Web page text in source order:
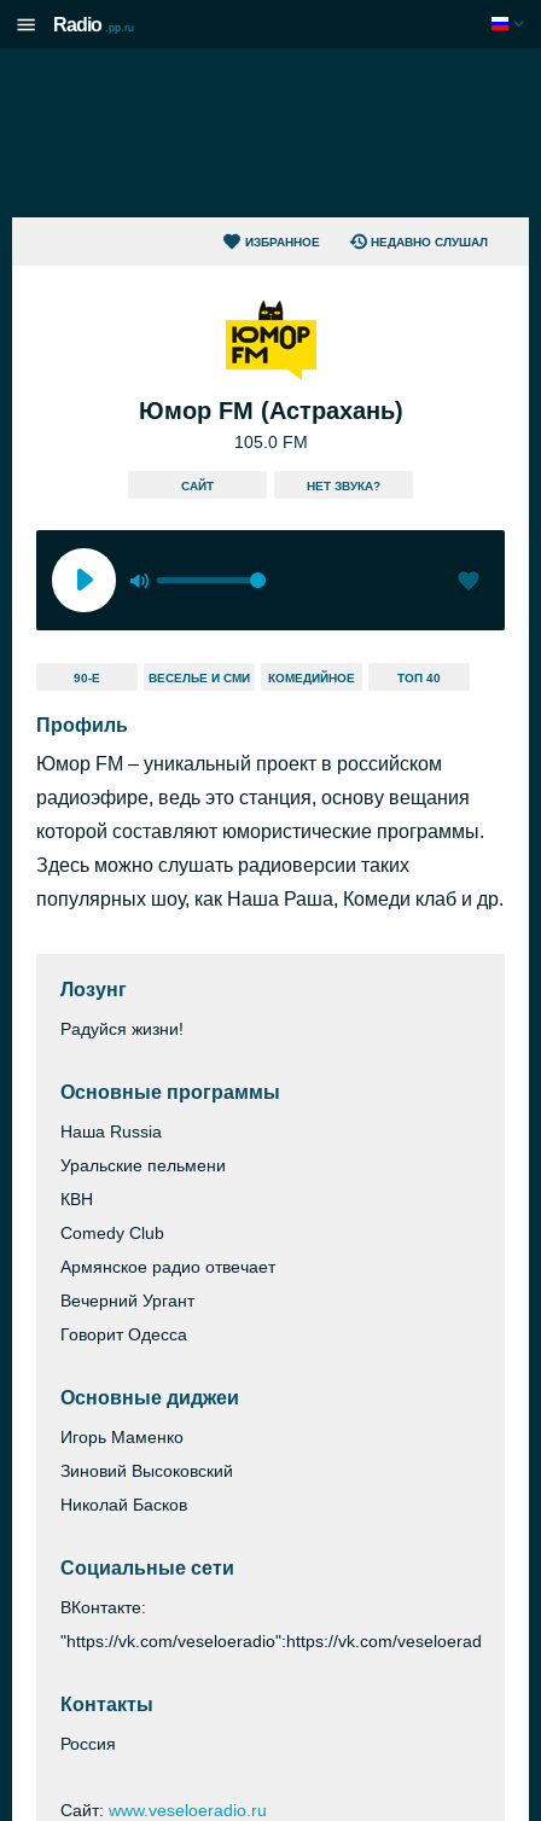
Radio .pp.ru
ИЗБРАННОЕ НЕДАВНО СЛУШАЛ
Юмор FM (Астрахань)
105.0 FM
САЙТ HЕТ ЗВУКА?
90-Е ВЕСЕЛЬЕ И СМИ КОМЕДИЙНОЕ ТОП 40
Профиль
Юмор FM – уникальный проект в российском
радиоэфире, ведь это станция, основу вещания
которой составляют юмористические программы.
Здесь можно слушать радиоверсии таких
популярных шоу, как Наша Раша, Комеди клаб и др.
Лозунг
Радуйся жизни!
Основные программы
Наша Russia
Уральские пельмени
КВН
Comedy Club
Армянское радио отвечает
Вечерний Ургант
Говорит Одесса
Основные диджеи
Игорь Маменко
Зиновий Высоковский
Николай Басков
Социальные сети
ВКонтакте:
"https://vk.com/veseloeradio":https://vk.com/veseloeradio
Контакты
Россия
Сайт: www.veseloeradio.ru